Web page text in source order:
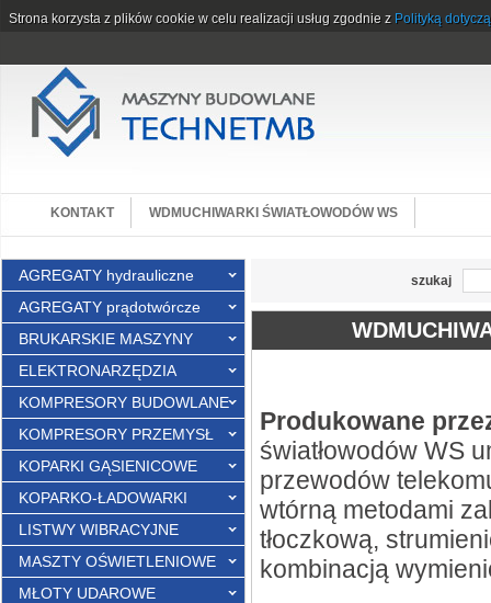
KONTAKT WDMUCHIWARKI ŚWIATŁOWODÓW WS
AGREGATY hydrauliczne
AGREGATY prądotwórcze
BRUKARSKIE MASZYNY
ELEKTRONARZĘDZIA
KOMPRESORY BUDOWLANE
KOMPRESORY PRZEMYSŁ
KOPARKI GĄSIENICOWE
KOPARKO-ŁADOWARKI
LISTWY WIBRACYJNE
MASZTY OŚWIETLENIOWE
MŁOTY UDAROWE
szukaj
Produkowane
światłowodów WS
przewodów
wtórną metodami
tłoczkową,
kombinacją
Strona korzysta z plików cookie w celu realizacji usług zgodnie z Polityką